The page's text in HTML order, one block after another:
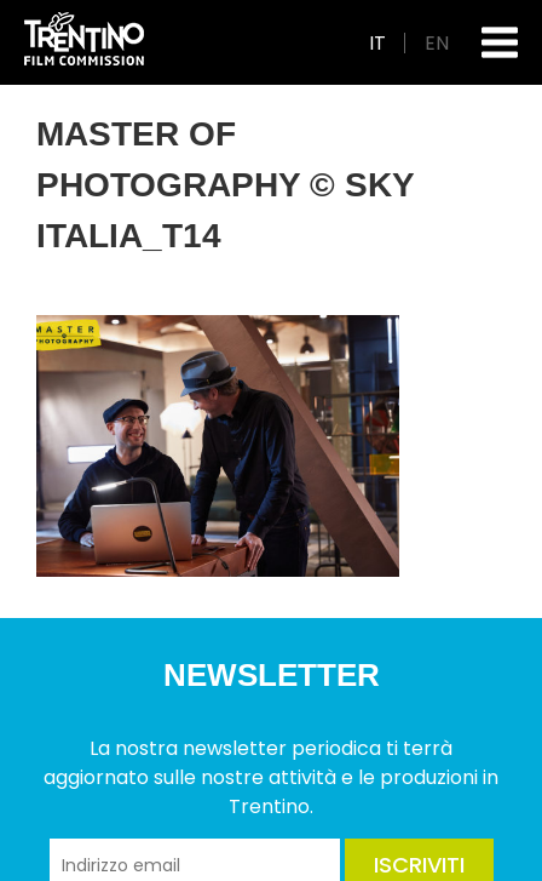
IT EN
MASTER OF
PHOTOGRAPHY © SKY
ITALIA_T14
NEWSLETTER
La nostra newsletter periodica ti terrà
aggiornato sulle nostre attività e le produzioni in
Trentino.
ISCRIVITI